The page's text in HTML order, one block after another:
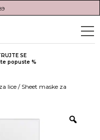
SE
popuste %
lice/ Sheet maske za